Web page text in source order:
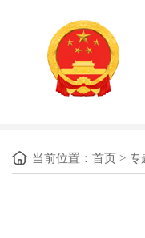
当前位置： 首页 > 专